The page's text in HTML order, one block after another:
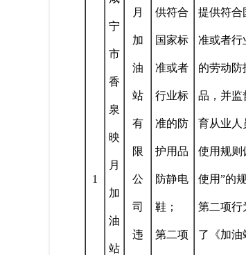
1
宁
市
香
泉
映
月
加
油
站
月
加
油
站
有
限
公
司
违
供符合
国家标
准或者
行业标
准的防
护用品
防静电
鞋；
第二项
提供符合
准或者行
的劳动防
品，并监
育从业人
使用规则
使用”的
第二项行
了《加油